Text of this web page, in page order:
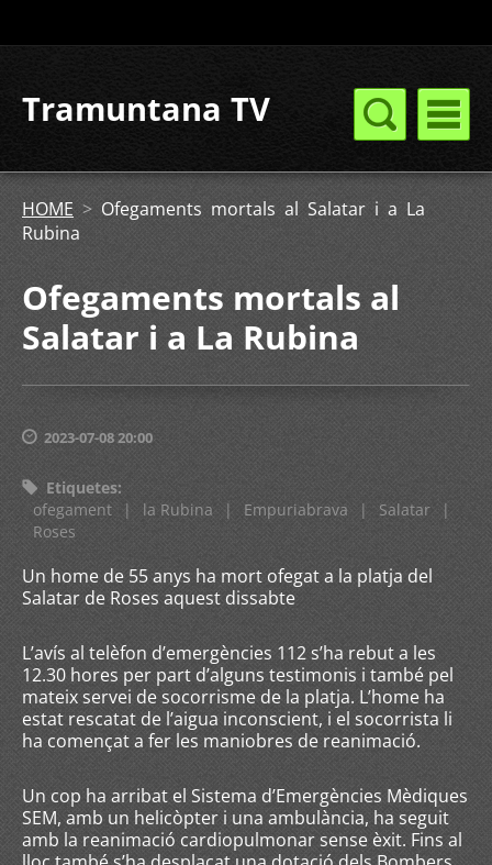
Tramuntana TV
HOME > Ofegaments mortals al Salatar i a La
Rubina
Ofegaments mortals al
Salatar i a La Rubina
2023-07-08 20:00
Etiquetes:
ofegament
| la Rubina | Empuriabrava | Salatar
|
Roses
Un home de 55 anys ha mort ofegat a la platja del
Salatar de Roses aquest dissabte
L’avís al telèfon d’emergències 112 s’ha rebut a les
12.30 hores per part d’alguns testimonis i també pel
mateix servei de socorrisme de la platja. L’home ha
estat rescatat de l’aigua inconscient, i el socorrista li
ha començat a fer les maniobres de reanimació.
Un cop ha arribat el Sistema d’Emergències Mèdiques
SEM, amb un helicòpter i una ambulància, ha seguit
amb la reanimació cardiopulmonar sense èxit. Fins al